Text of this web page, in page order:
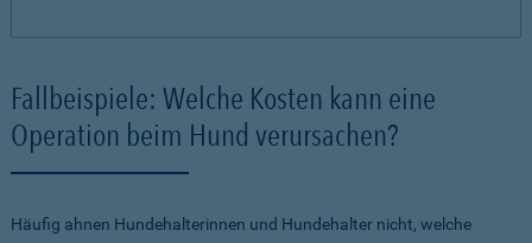
Fallbeispiele: Welche Kosten kann eine
Operation beim Hund verursachen?
Häufig ahnen Hundehalterinnen und Hundehalter nicht, welche